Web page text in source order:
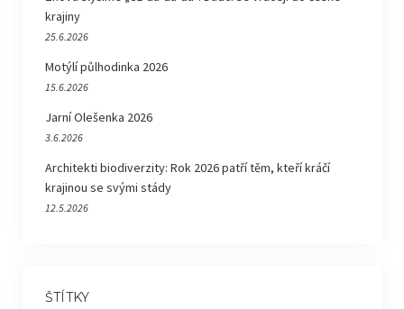
krajiny
25.6.2026
Motýlí půlhodinka 2026
15.6.2026
Jarní Olešenka 2026
3.6.2026
Architekti biodiverzity: Rok 2026 patří těm, kteří kráčí
krajinou se svými stády
12.5.2026
ŠTÍTKY